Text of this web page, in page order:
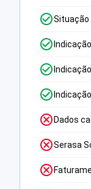
Situação
Dados
Serasa